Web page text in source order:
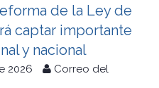
de la Ley de
captar importante
y nacional
2026
Correo del